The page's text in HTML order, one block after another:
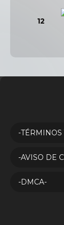
12
-
-AVISO DE
-DMCA-